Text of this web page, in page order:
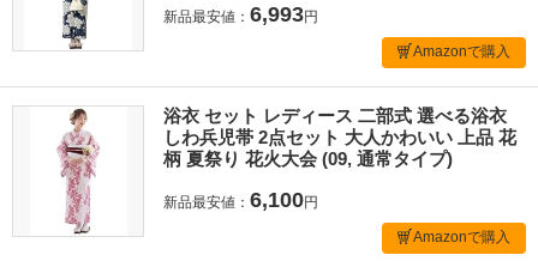
新品最安値： 6,993円
Amazonで購入
浴衣 セット レディース 二部式 選べる浴衣
しわ兵児帯 2点セット 大人かわいい 上品 花
柄 夏祭り 花火大会 (09, 通常タイプ)
新品最安値： 6,100円
Amazonで購入